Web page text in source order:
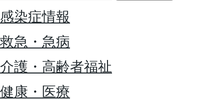
感染症情報
救急・急病
介護・高齢者福祉
健康・医療